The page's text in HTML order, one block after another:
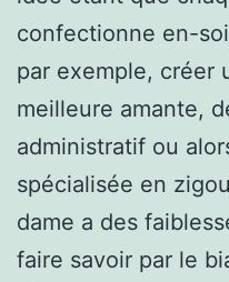
confectionne en-
par exemple, créer
meilleure amante,
administratif ou
spécialisée en
dame a des
faire savoir par le